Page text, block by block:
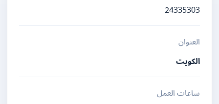
24335303
العنوان
الكويت
ساعات العمل